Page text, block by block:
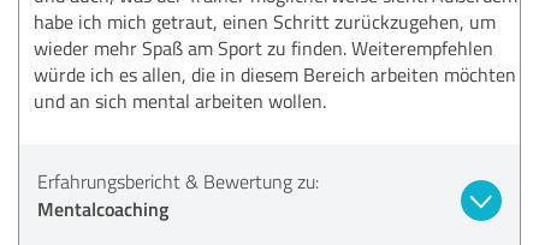
habe ich mich getraut, einen Schritt zurückzugehen, um
wieder mehr Spaß am Sport zu finden. Weiterempfehlen
würde ich es allen, die in diesem Bereich arbeiten möchten
und an sich mental arbeiten wollen.
Erfahrungsbericht & Bewertung zu:
Mentalcoaching